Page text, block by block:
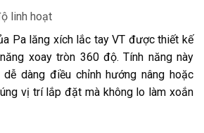
linh hoạt
Pa lăng xích lắc tay VT được thiết kế
xoay tròn 360 độ. Tính năng này
dàng điều chỉnh hướng nâng hoặc
vị trí lắp đặt mà không lo làm xoắn